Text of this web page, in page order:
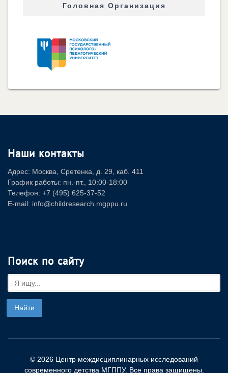
Головная Организация
Наши контакты
Адрес: Москва, Сретенка, д. 29, каб. 411
График работы: пн.-пт., 10:00-18:00
Телефон: +7 (495) 625-37-52
E-mail: info@childresearch.mgppu.ru
Поиск по сайту
© 2026 Центр междисциплинарных исследований
современного детства МГППУ. Все права защищены.